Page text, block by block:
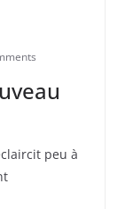
peu à